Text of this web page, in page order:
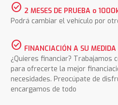
check_circle 2 MESES DE PRUEBA o
Podrá cambiar el vehículo por
check_circle FINANCIACIÓN A SU MEDIDA
¿Quieres financiar? Trabajamos
para ofrecerte la mejor
necesidades. Preocúpate de
encargamos de todo